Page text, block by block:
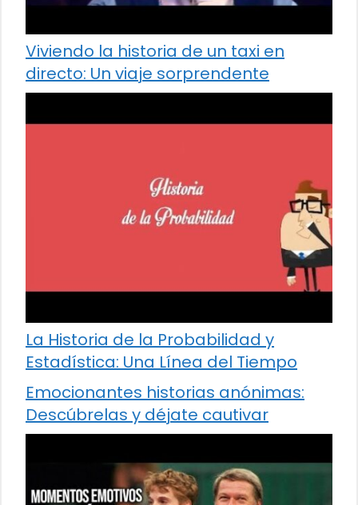
Viviendo la historia de un taxi en
directo: Un viaje sorprendente
La Historia de la Probabilidad y
Estadística: Una Línea del Tiempo
Emocionantes historias anónimas:
Descúbrelas y déjate cautivar